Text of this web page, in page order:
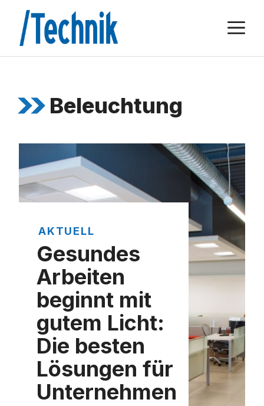
Inhalt
springen
Beleuchtung
AKTUELL
Gesundes
Arbeiten
beginnt mit
gutem Licht:
Die besten
Lösungen für
Unternehmen